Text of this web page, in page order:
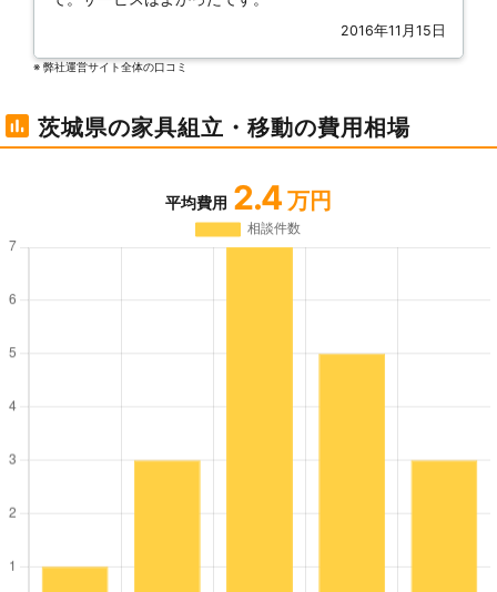
2016年11月15日
※ 弊社運営サイト全体の⼝コミ
茨城県の家具組立・移動の費用相場
平均費用 2.4 万円